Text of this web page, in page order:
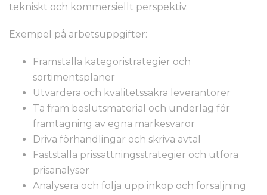
tekniskt och kommersiellt perspektiv.
Exempel på arbetsuppgifter:
Framställa kategoristrategier och
sortimentsplaner
Utvärdera och kvalitetssäkra leverantörer
Ta fram beslutsmaterial och underlag för
framtagning av egna märkesvaror
Driva förhandlingar och skriva avtal
Fastställa prissättningsstrategier och utföra
prisanalyser
Analysera och följa upp inköp och försäljning